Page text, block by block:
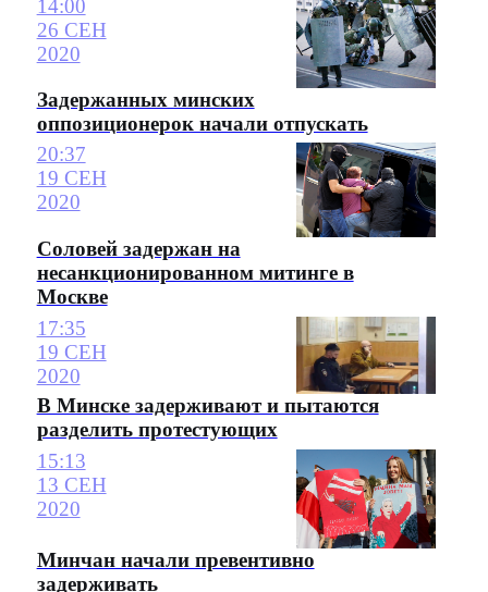
14:00
26 СЕН
2020
Задержанных минских
оппозиционерок начали отпускать
20:37
19 СЕН
2020
Соловей задержан на
несанкционированном митинге в
Москве
17:35
19 СЕН
2020
В Минске задерживают и пытаются
разделить протестующих
15:13
13 СЕН
2020
Минчан начали превентивно
задерживать